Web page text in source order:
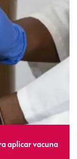
aplicar vacuna